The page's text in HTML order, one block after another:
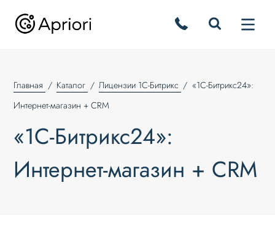
Главная Каталог Лицензии 1С-Битрикс
«1С-Битрикс24»:
Интернет-магазин + CRM
«1С-Битрикс24»:
Интернет-магазин + CRM